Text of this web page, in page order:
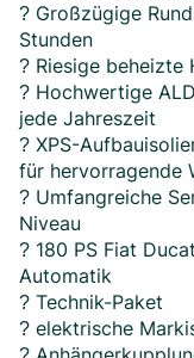
? Großzügige
Stunden
? Riesige beheizte
? Hochwertige
jede Jahreszeit
? XPS-
für hervorragende
? Umfangreiche
Niveau
? 180 PS Fiat
Automatik
? Technik-Paket
? elektrische